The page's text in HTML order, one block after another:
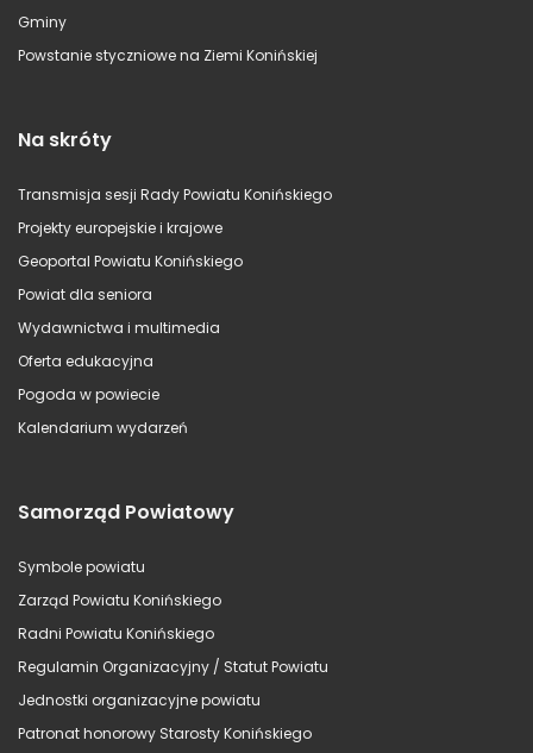
Gminy
Powstanie styczniowe na Ziemi Konińskiej
Na skróty
Transmisja sesji Rady Powiatu Konińskiego
Projekty europejskie i krajowe
Geoportal Powiatu Konińskiego
Powiat dla seniora
Wydawnictwa i multimedia
Oferta edukacyjna
Pogoda w powiecie
Kalendarium wydarzeń
Samorząd Powiatowy
Symbole powiatu
Zarząd Powiatu Konińskiego
Radni Powiatu Konińskiego
Regulamin Organizacyjny / Statut Powiatu
Jednostki organizacyjne powiatu
Patronat honorowy Starosty Konińskiego